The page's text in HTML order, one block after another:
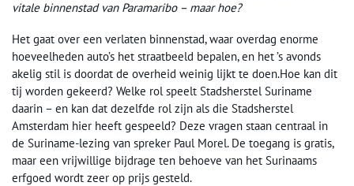
vitale binnenstad van Paramaribo – maar hoe?
Het gaat over een verlaten binnenstad, waar overdag enorme
hoeveelheden auto’s het straatbeeld bepalen, en het ’s avonds
akelig stil is doordat de overheid weinig lijkt te doen.Hoe kan dit
tij worden gekeerd? Welke rol speelt Stadsherstel Suriname
daarin – en kan dat dezelfde rol zijn als die Stadsherstel
Amsterdam hier heeft gespeeld? Deze vragen staan centraal in
de Suriname-lezing van spreker Paul Morel. De toegang is gratis,
maar een vrijwillige bijdrage ten behoeve van het Surinaams
erfgoed wordt zeer op prijs gesteld.